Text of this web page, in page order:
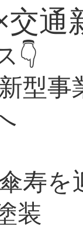
通
👇
型
寿
装